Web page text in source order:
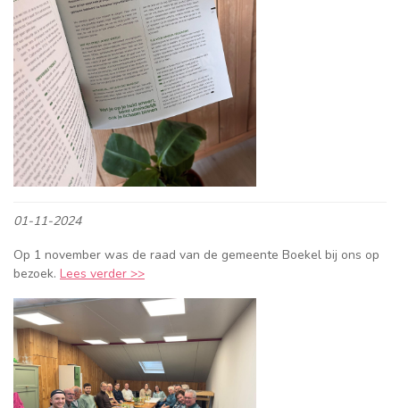
01-11-2024
Op 1 november was de raad van de gemeente Boekel bij ons op
bezoek. Lees verder >>